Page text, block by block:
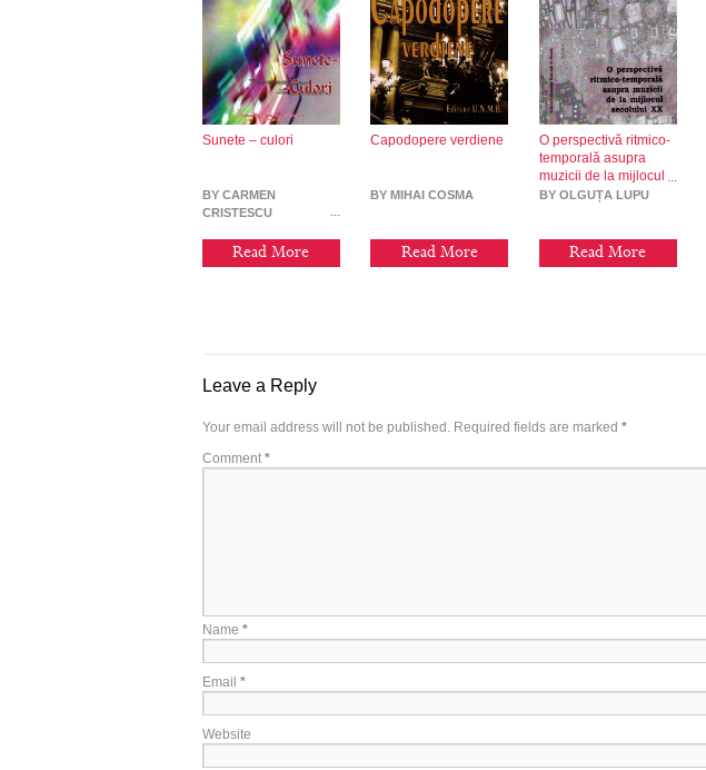
Sunete – culori
BY CARMEN
CRISTESCU
Read More
Capodopere verdiene
BY MIHAI COSMA
Read More
O perspectivă ritmico-
temporală asupra
muzicii de la mijlocul
secolulu XX
BY OLGUȚA LUPU
Read More
Leave a Reply
Your email address will not be published. Required fields are marked *
Comment *
Name *
Email *
Website